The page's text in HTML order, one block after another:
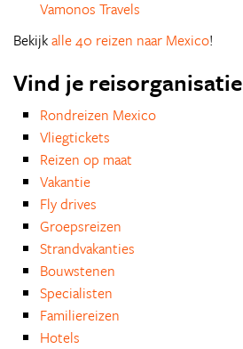
Vamonos Travels
Bekijkalle 40 reizen naar Mexico!
Vind je reisorganisatie
Rondreizen Mexico
Vliegtickets
Reizen op maat
Vakantie
Fly drives
Groepsreizen
Strandvakanties
Bouwstenen
Specialisten
Familiereizen
Hotels